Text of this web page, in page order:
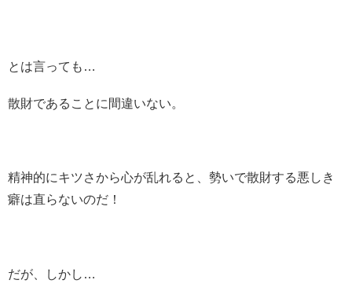
とは言っても…
散財であることに間違いない。
精神的にキツさから心が乱れると、勢いで散財する悪しき
癖は直らないのだ！
だが、しかし…